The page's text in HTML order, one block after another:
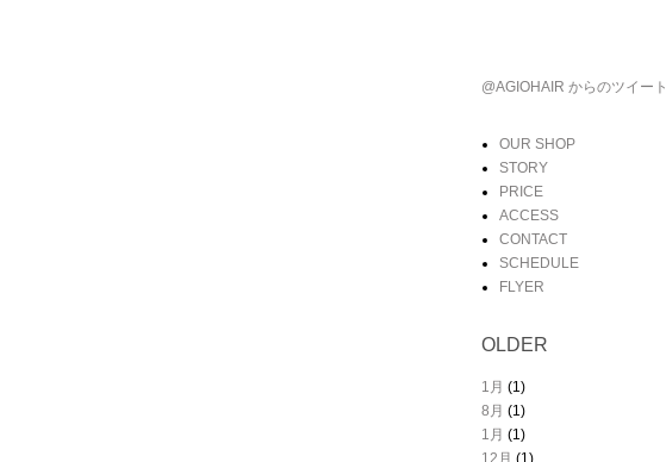
@AGIOHAIR からのツイート
OUR SHOP
STORY
PRICE
ACCESS
CONTACT
SCHEDULE
FLYER
OLDER
1月 (1)
8月 (1)
1月 (1)
12月 (1)